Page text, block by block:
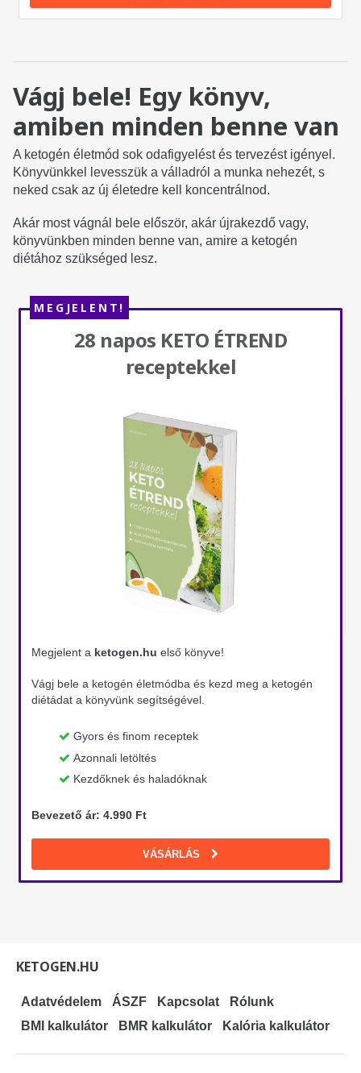
Vágj bele! Egy könyv,
amiben minden benne van
A ketogén életmód sok odafigyelést és tervezést igényel.
Könyvünkkel levesszük a válladról a munka nehezét, s
neked csak az új életedre kell koncentrálnod.
Akár most vágnál bele először, akár újrakezdő vagy,
könyvünkben minden benne van, amire a ketogén
diétához szükséged lesz.
MEGJELENT!
28 napos KETO ÉTREND
receptekkel
Megjelent a ketogen.hu első könyve!
Vágj bele a ketogén életmódba és kezd meg a ketogén
diétádat a könyvünk segítségével.
Gyors és finom receptek
Azonnali letöltés
Kezdőknek és haladóknak
Bevezető ár: 4.990 Ft
VÁSÁRLÁS
KETOGEN.HU
Adatvédelem ÁSZF Kapcsolat
Rólunk
BMI kalkulátor
BMR kalkulátor Kalória kalkulátor